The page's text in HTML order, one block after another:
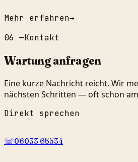
Mehr erfahren→
06 —Kontakt
Wartung anfragen
Eine kurze Nachricht reicht. Wir
nächsten Schritten — oft schon
Direkt sprechen
☏06033 65534